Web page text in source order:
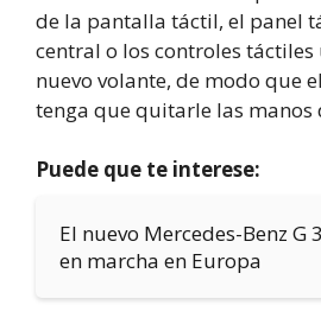
de la pantalla táctil, el panel
central o los controles táctiles
nuevo volante, de modo que
tenga que quitarle las manos
Puede que te interese:
El nuevo Mercedes-Benz G
en marcha en Europa